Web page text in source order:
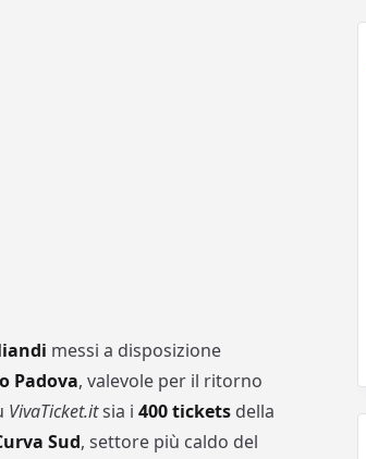
messi a disposizione
Padova, valevole per il ritorno
VivaTicket.itsia i400 tickets della
Sud, settore più caldo del